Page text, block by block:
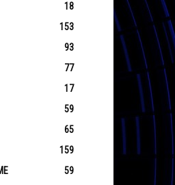
18
153
93
77
17
59
65
159
59